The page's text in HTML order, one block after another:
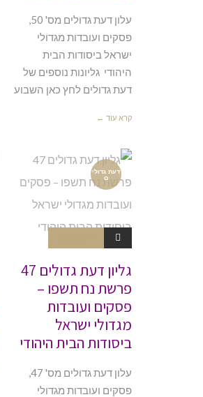
פסקים ועובדות מגדולי
ישראל ביסודות הבית
היהודי גליונות נוספים של
דעת גדולים לחץ כאן השבוע
קרא עוד ←
דעת גדולי
ם
גליון דעת גדולים 47
פרשת נח תשפו –
פסקים ועובדות
מגדולי ישראל
ביסודות הבית היהודי
פסקים ועובדות מגדולי